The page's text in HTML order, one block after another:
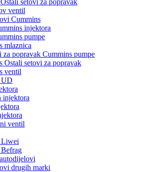
ventil
Cummins
injektora
pumpe
mlaznica
za popravak Cummins pumpe
Ostali setovi za popravak
ventil
UD
injektora
ventil
Liwei
drugih marki